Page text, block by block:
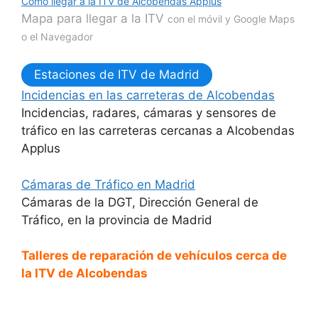
Mapa para llegar a la ITV con el móvil y Google Maps
o el Navegador
Estaciones de ITV de Madrid
Incidencias en las carreteras de Alcobendas
Incidencias, radares, cámaras y sensores de
tráfico en las carreteras cercanas a Alcobendas
Applus
Cámaras de Tráfico en Madrid
Cámaras de la DGT, Dirección General de
Tráfico, en la provincia de Madrid
Talleres de reparación de vehículos cerca de
la ITV de Alcobendas